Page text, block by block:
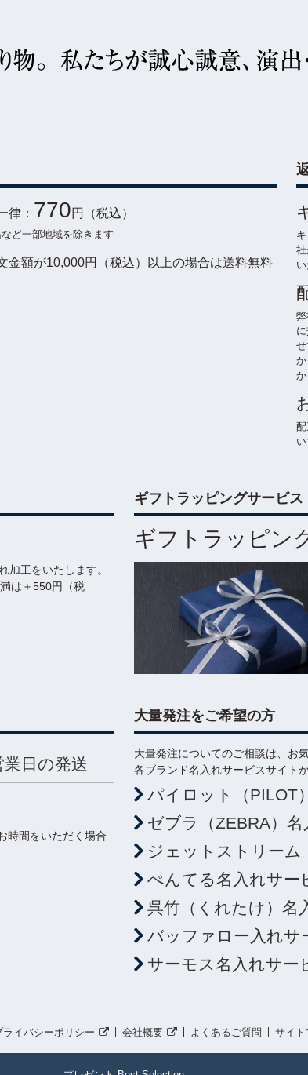
律： 770円（税込）
ど一部地域を除きます
金額が10,000円（税込）以上の場合は送料無料
か
加工をいたします。
は＋550円（税
ギフトラッピングサービス
ギフトラッピン
日の発送
時間をいただく場合
大量発注をご希望の方
大量発注についてのご相談は、お
各ブランド名入れサービスサイト
パイロット（PILOT
ゼブラ（ZEBRA）名
ジェットストリーム
ぺんてる名入れサー
呉竹（くれたけ）名
バッファロー入れサ
サーモス名入れサー
ライバシーポリシー 会社概要 よくあるご質問 サイト